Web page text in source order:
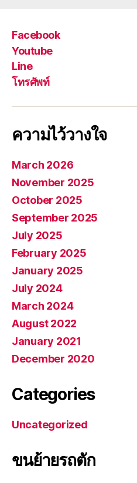
Facebook
Youtube
Line
โทรศัพท์
ความไว้วางใจ
March 2026
November 2025
October 2025
September 2025
July 2025
February 2025
January 2025
July 2024
March 2024
August 2022
January 2021
December 2020
Categories
Uncategorized
ขนย้ายรถตัก